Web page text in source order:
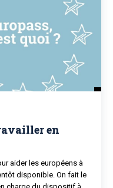
en
aider les européens à
disponible. On fait le